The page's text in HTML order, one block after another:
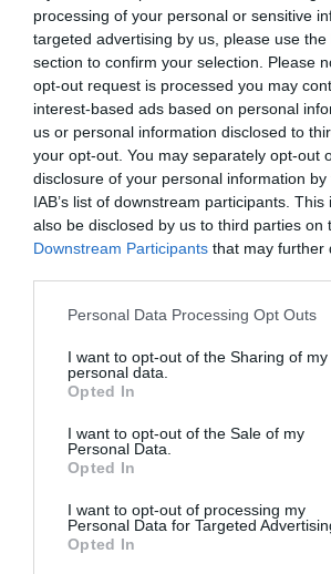
processing of your personal or sensitive
targeted advertising by us, please use
section to confirm your selection. Please
opt-out request is processed you may
interest-based ads based on personal
us or personal information disclosed to
your opt-out. You may separately opt-out
disclosure of your personal information
IAB’s list of downstream participants.
also be disclosed by us to third parties on
Downstream Participants that may further
Personal Data Processing Opt Outs
I want to opt-out of the Sharing of my
personal data.
Opted In
I want to opt-out of the Sale of my
Personal Data.
Opted In
I want to opt-out of processing my
Personal Data for Targeted
Opted In
Eισιτήρια:
Sold Out
Πληροφορίες / Κρατήσεις:
aefestival.gr
Ακολουθήστε το Culturenow.gr στο
μάθετε πρώτοι όλες τις ειδήσεις
Δείτε όλα τατελευταία νέαγια την
Νέοι Διαγωνισμοί
Tags
ΘΕΑΤΡΙΚΕΣ ΠΑΡΑΣΤΑΣΕΙΣ 2023 - 2024